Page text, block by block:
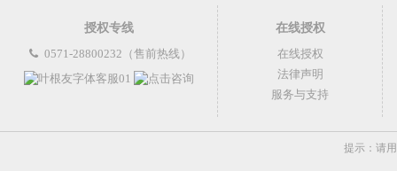
授权专线
0571-28800232（售前热线）
在线授权
在线授权
法律声明
服务与支持
提示：请